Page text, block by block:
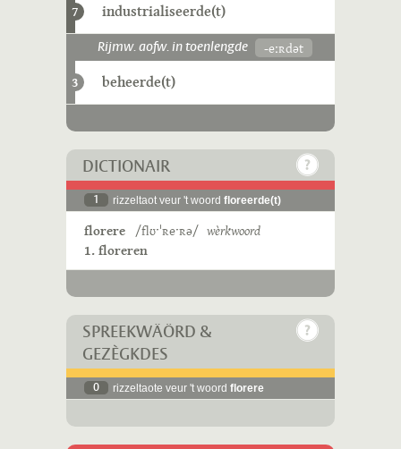
7 industrialiseerde(t)
Rijmw. aofw. in toenlengde -eːʀdət
3 beheerde(t)
DICTIONAIR
1 rizzeltaot veur 't woord floreerde(t)
florere /flʊˑˈʀeˑʀə/ wèrkwoord
1. floreren
SPREEKWÄÖRD &
GEZÈGKDES
0 rizzeltaote veur 't woord florere